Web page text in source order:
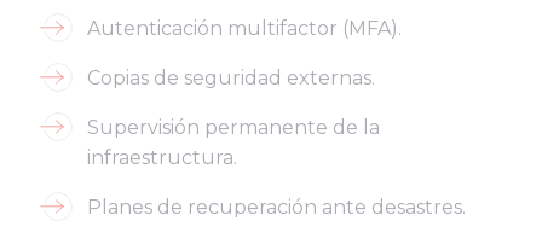
Autenticación multifactor (MFA).
Copias de seguridad externas.
Supervisión permanente de la
infraestructura.
Planes de recuperación ante desastres.